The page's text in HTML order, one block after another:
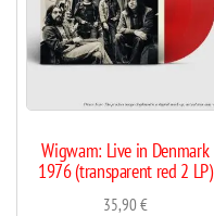
Wigwam: Live in Denmark
1976 (transparent red 2 LP)
35,90€